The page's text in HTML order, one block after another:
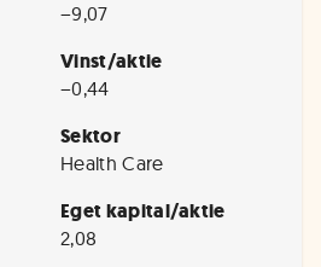
−9,07
Vinst/aktie
−0,44
Sektor
Health Care
Eget kapital/aktie
2,08